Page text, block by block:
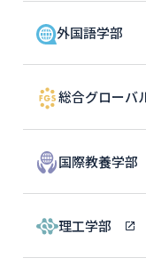
外国語学部
総合グローバ
国際教養学部
理工学部